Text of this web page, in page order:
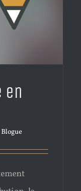
en
Blogue